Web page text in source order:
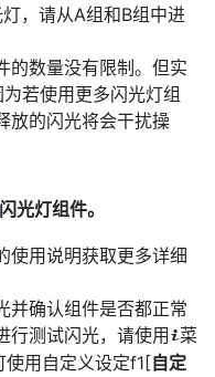
，请从A组和B组中进
的数量没有限制。但实
若使用更多闪光灯组
放的闪光将会干扰操
光灯组件。
使用说明获取更多详细
并确认组件是否都正常
行测试闪光，请使用 i菜
使用自定义设定f1[自定